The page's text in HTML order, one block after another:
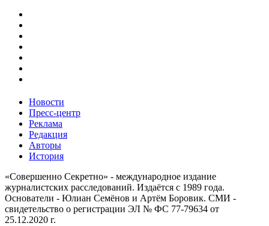
Новости
Пресс-центр
Реклама
Редакция
Авторы
История
«Совершенно Секретно» - международное издание
журналистских расследований. Издаётся с 1989 года.
Основатели - Юлиан Семёнов и Артём Боровик. CМИ -
свидетельство о регистрации ЭЛ № ФС 77-79634 от
25.12.2020 г.